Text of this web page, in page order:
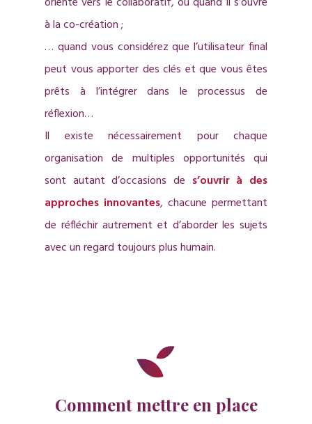
à la co-création ;
… quand vous considérez que l’utilisateur final
peut vous apporter des clés et que vous êtes
prêts à l’intégrer dans le processus de
réflexion…
Il existe nécessairement pour chaque
organisation de multiples opportunités qui
sont autant d’occasions de s’ouvrir à des
approches innovantes, chacune permettant
de réfléchir autrement et d’aborder les sujets
avec un regard toujours plus humain.
Comment mettre en place